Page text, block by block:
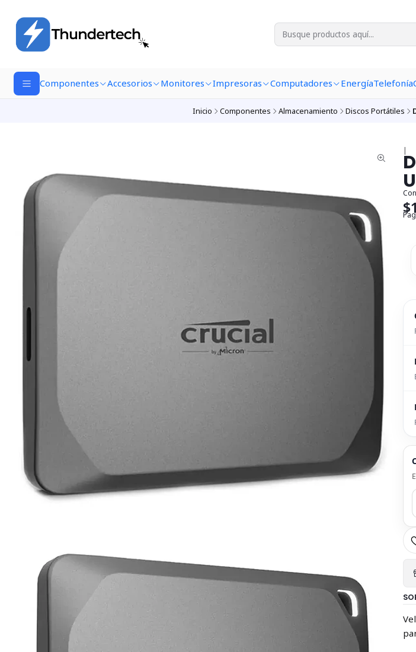
Componentes Accesorios Monitores Impresoras Computadores EnergíaTelefonía
Inicio Componentes Almacenamiento Discos Portátiles
|